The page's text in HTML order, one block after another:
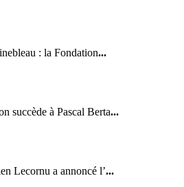
: la Fondation...
succède à Pascal Berta...
Lecornu a annoncé l’...